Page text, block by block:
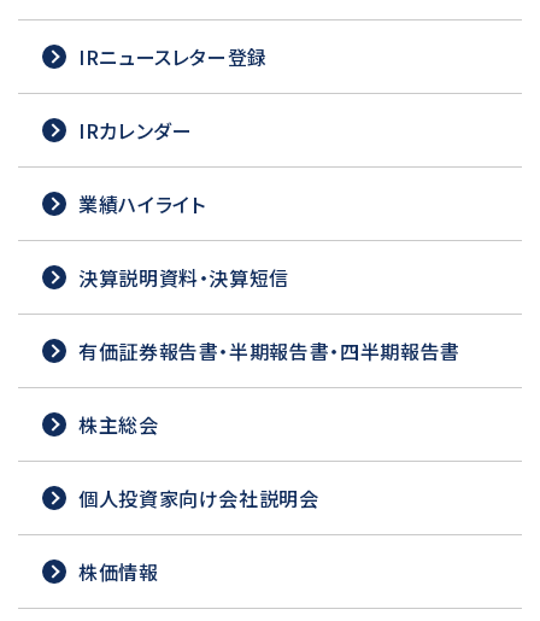
IRニュースレター登録
IRカレンダー
業績ハイライト
決算説明資料・決算短信
有価証券報告書・半期報告書・四半期報告書
株主総会
個人投資家向け会社説明会
株価情報